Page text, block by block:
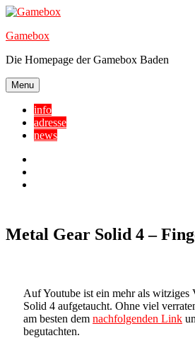
Skip
content
Gamebox
Die Homepage der Gamebox Baden
Menu
info
adresse
news
Metal Gear Solid 4 –
Auf Youtube ist ein mehr als witziges
Solid 4 aufgetaucht. Ohne viel
am besten dem nachfolgenden Link
begutachten.